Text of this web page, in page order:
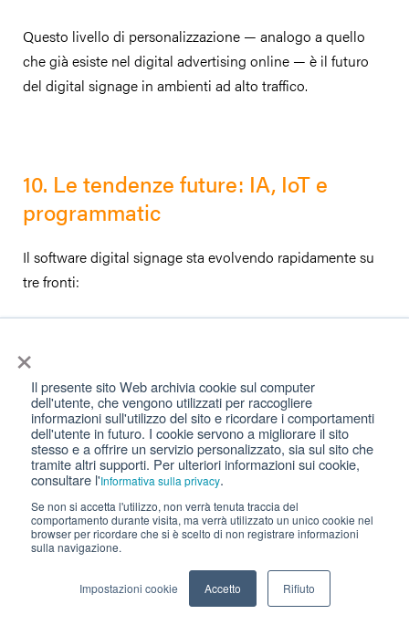
×
Il presente sito Web archivia cookie sul computer
dell'utente, che vengono utilizzati per raccogliere
informazioni sull'utilizzo del sito e ricordare i comportamenti
dell'utente in futuro. I cookie servono a migliorare il sito
stesso e a offrire un servizio personalizzato, sia sul sito che
tramite altri supporti. Per ulteriori informazioni sui cookie,
consultare l'Informativa sulla privacy.
Se non si accetta l'utilizzo, non verrà tenuta traccia del
comportamento durante visita, ma verrà utilizzato un unico cookie nel
browser per ricordare che si è scelto di non registrare informazioni
sulla navigazione.
Impostazioni cookie Accetto Rifiuto
Questo livello di personalizzazione — analogo a quello
che già esiste nel digital advertising online — è il futuro
del digital signage in ambienti ad alto traffico.
10. Le tendenze future: IA, IoT e
programmatic
Il software digital signage sta evolvendo rapidamente su
tre fronti:
L’IA entra nel digital signage su più livelli: ottimizzazione
automatica del palinsesto in base ai dati di performance,
generazione di contenuti dinamici personalizzati,
riconoscimento del pubblico per targeting in tempo reale.
I CMS di nuova generazione stanno integrando queste
capacità in modo nativo.
IoT e sensori contestuali
L’integrazione con sensori ambientali — presenza,
temperatura, luminosità, flusso di persone — permette di
creare sistemi di comunicazione che reagiscono